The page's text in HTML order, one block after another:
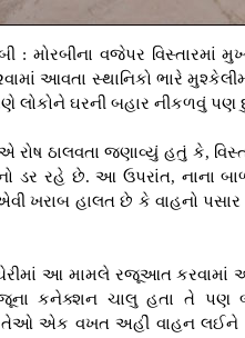
: મોરબીના વજેપર વિસ્તારમાં
આવતા સ્થાનિકો ભારે
લોકોને ઘરની બહાર નીકળવું પણ
ઠાલવતા જણાવ્યું હતું કે,
ડર રહે છે. આ ઉપરાંત, નાના
ખરાબ હાલત છે કે વાહનો
કચેરીમાં આ મામલે રજૂઆત
કનેક્શન ચાલુ હતા તે પણ બંધ
એક વખત અહીં વાહન લઈને કે